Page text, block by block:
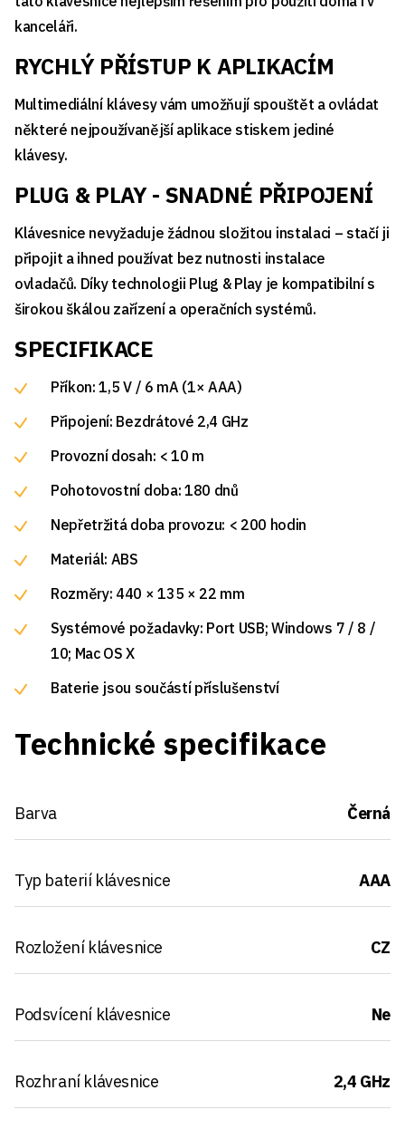
kanceláři.
RYCHLÝ PŘÍSTUP K APLIKACÍM
Multimediální klávesy vám umožňují spouštět a ovládat
některé nejpoužívanější aplikace stiskem jediné
klávesy.
PLUG & PLAY - SNADNÉ PŘIPOJENÍ
Klávesnice nevyžaduje žádnou složitou instalaci – stačí ji
připojit a ihned používat bez nutnosti instalace
ovladačů. Díky technologii Plug & Play je kompatibilní s
širokou škálou zařízení a operačních systémů.
SPECIFIKACE
Příkon: 1,5 V / 6 mA (1× AAA)
Připojení: Bezdrátové 2,4 GHz
Provozní dosah: < 10 m
Pohotovostní doba: 180 dnů
Nepřetržitá doba provozu: < 200 hodin
Materiál: ABS
Rozměry: 440 × 135 × 22 mm
Systémové požadavky: Port USB; Windows 7 / 8 /
10; Mac OS X
Baterie jsou součástí příslušenství
Technické specifikace
Barva Černá
Typ baterií klávesnice AAA
Rozložení klávesnice CZ
Podsvícení klávesnice Ne
Rozhraní klávesnice 2,4 GHz